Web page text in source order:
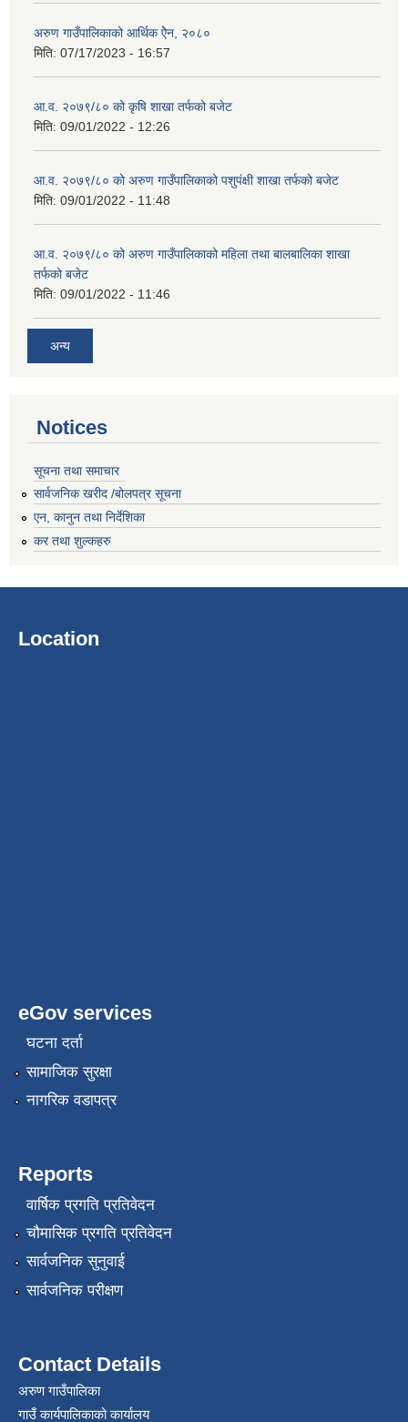
अरुण गाउँपालिकाको आर्थिक ऐेन, २०८०
मिति: 07/17/2023 - 16:57
आ.व. २०७९/८० को कृषि शाखा तर्फको बजेट
मिति: 09/01/2022 - 12:26
आ.व. २०७९/८० को अरुण गाउँपालिकाको पशुपंक्षी शाखा तर्फको बजेट
मिति: 09/01/2022 - 11:48
आ.व. २०७९/८० को अरुण गाउँपालिकाको महिला तथा बालबालिका शाखा
तर्फको बजेट
मिति: 09/01/2022 - 11:46
अन्य
Notices
सूचना तथा समाचार
सार्वजनिक खरीद /बोलपत्र सूचना
एन, कानुन तथा निर्देशिका
कर तथा शुल्कहरु
Location
eGov services
घटना दर्ता
सामाजिक सुरक्षा
नागरिक वडापत्र
Reports
वार्षिक प्रगति प्रतिवेदन
चौमासिक प्रगति प्रतिवेदन
सार्वजनिक सुनुवाई
सार्वजनिक परीक्षण
Contact Details
अरुण गाउँपालिका
गाउँ कार्यपालिकाको कार्यालय